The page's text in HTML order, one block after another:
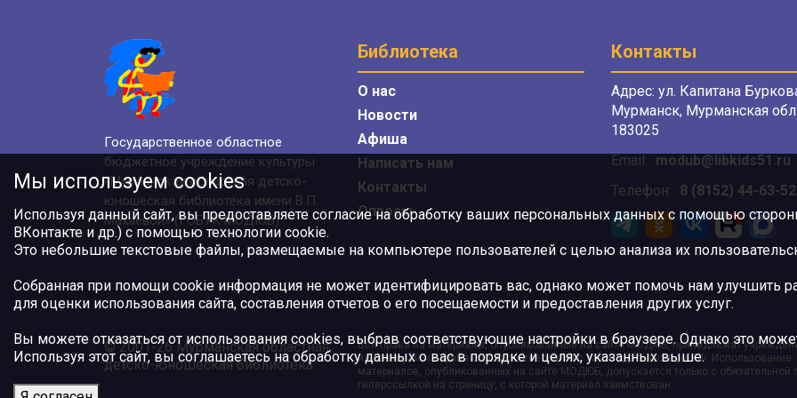
Государственное областное
бюджетное учреждение культуры
«Мурманская областная детско-
юношеская библиотека имени В.П.
Махаевой» (ГОБУК МОДЮБ)
Библиотека
О нас
Новости
Афиша
Написать нам
Контакты
Опросы
Контакты
Адрес: ул. Капитана
Мурманск, Мурманская
183025
Email: modub@libkids51.ru
Телефон: 8 (8152) 44-63-52
© 2001-26 Мурманская областная
детско-юношеская библиотека
Все права на материалы, опубликованные на сайте МОДЮБ, принадлежат
или авторам и охраняются в соответствии с законодательством РФ. Использование
материалов, опубликованных на сайте МОДЮБ, допускается только с обязательной
гиперссылкой на страницу, с которой материал заимствован.
Мы используем cookies
Используя данный сайт, вы предоставляете согласие на обработку ваших персональных данных с помощью
ВКонтакте и др.) с помощью технологии cookie.
Это небольшие текстовые файлы, размещаемые на компьютере пользователей с целью анализа их
Собранная при помощи cookie информация не может идентифицировать вас, однако может помочь нам улучшить
для оценки использования сайта, составления отчетов о его посещаемости и предоставления других услуг.
Вы можете отказаться от использования cookies, выбрав соответствующие настройки в браузере. Однако это
Используя этот сайт, вы соглашаетесь на обработку данных о вас в порядке и целях, указанных выше.